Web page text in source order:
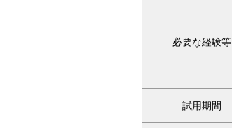
必要な経験等
試用期間